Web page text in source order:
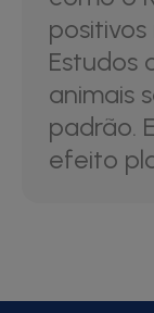
Estudos
animais
padrão.
efeito